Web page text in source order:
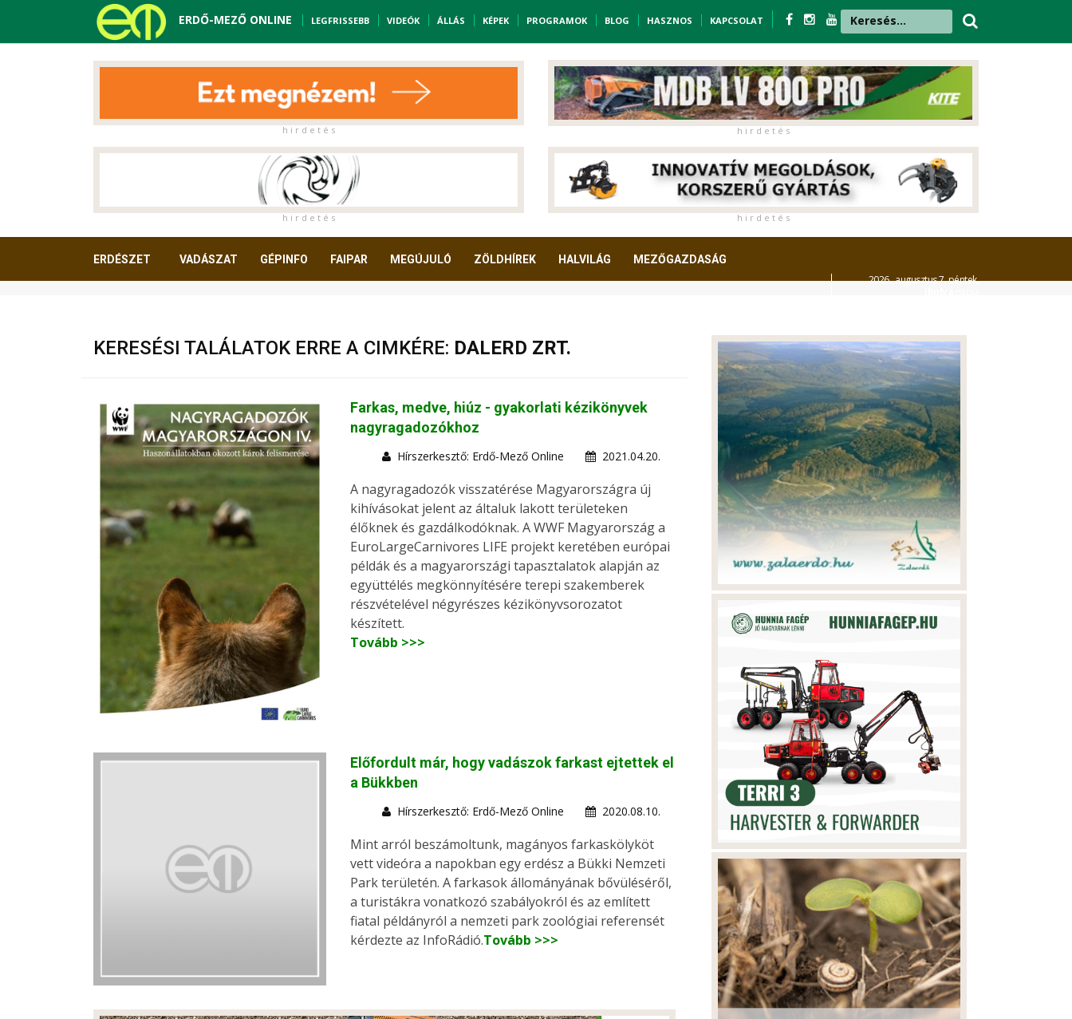
ERDŐ-MEZŐ ONLINE LEGFRISSEBB VIDEÓK ÁLLÁS KÉPEK PROGRAMOK BLOG HASZNOS KAPCSOLAT
h i r d e t é s h i r d e t é s
h i r d e t é s h i r d e t é s
ERDÉSZET VADÁSZAT GÉPINFO FAIPAR MEGÚJULÓ ZÖLDHÍREK HALVILÁG MEZŐGAZDASÁG
2026. augusztus 7. péntek,
KERESÉSI TALÁLATOK ERRE A CIMKÉRE: DALERD ZRT.
Farkas, medve, hiúz - gyakorlati kézikönyvek
nagyragadozókhoz
Hírszerkesztő: Erdő-Mező Online 2021.04.20.
A nagyragadozók visszatérése Magyarországra új
kihívásokat jelent az általuk lakott területeken
élőknek és gazdálkodóknak. A WWF Magyarország a
EuroLargeCarnivores LIFE projekt keretében európai
példák és a magyarországi tapasztalatok alapján az
együttélés megkönnyítésére terepi szakemberek
részvételével négyrészes kézikönyvsorozatot
készített.
Tovább >>>
Előfordult már, hogy vadászok farkast ejtettek el
a Bükkben
Hírszerkesztő: Erdő-Mező Online 2020.08.10.
Mint arról beszámoltunk, magányos farkaskölyköt
vett videóra a napokban egy erdész a Bükki Nemzeti
Park területén. A farkasok állományának bővüléséről,
a turistákra vonatkozó szabályokról és az említett
fiatal példányról a nemzeti park zoológiai referensét
kérdezte az InfoRádió.Tovább >>>